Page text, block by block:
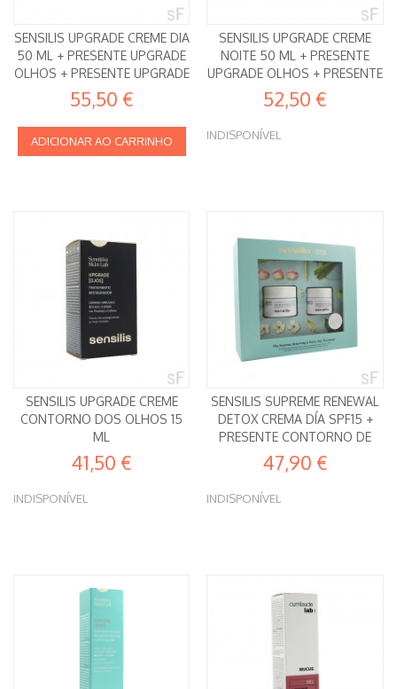
SENSILIS UPGRADE CREME DIA
50 ML + PRESENTE UPGRADE
OLHOS + PRESENTE UPGRADE
AMPOLAS
55,50 €
ADICIONAR AO CARRINHO
SENSILIS UPGRADE CREME
NOITE 50 ML + PRESENTE
UPGRADE OLHOS + PRESENTE
UPGRADE AMPOLAS
52,50 €
INDISPONÍVEL
SENSILIS UPGRADE CREME
CONTORNO DOS OLHOS 15
ML
41,50 €
INDISPONÍVEL
SENSILIS SUPREME RENEWAL
DETOX CREMA DÍA SPF15 +
PRESENTE CONTORNO DE
OLHOS
47,90 €
INDISPONÍVEL